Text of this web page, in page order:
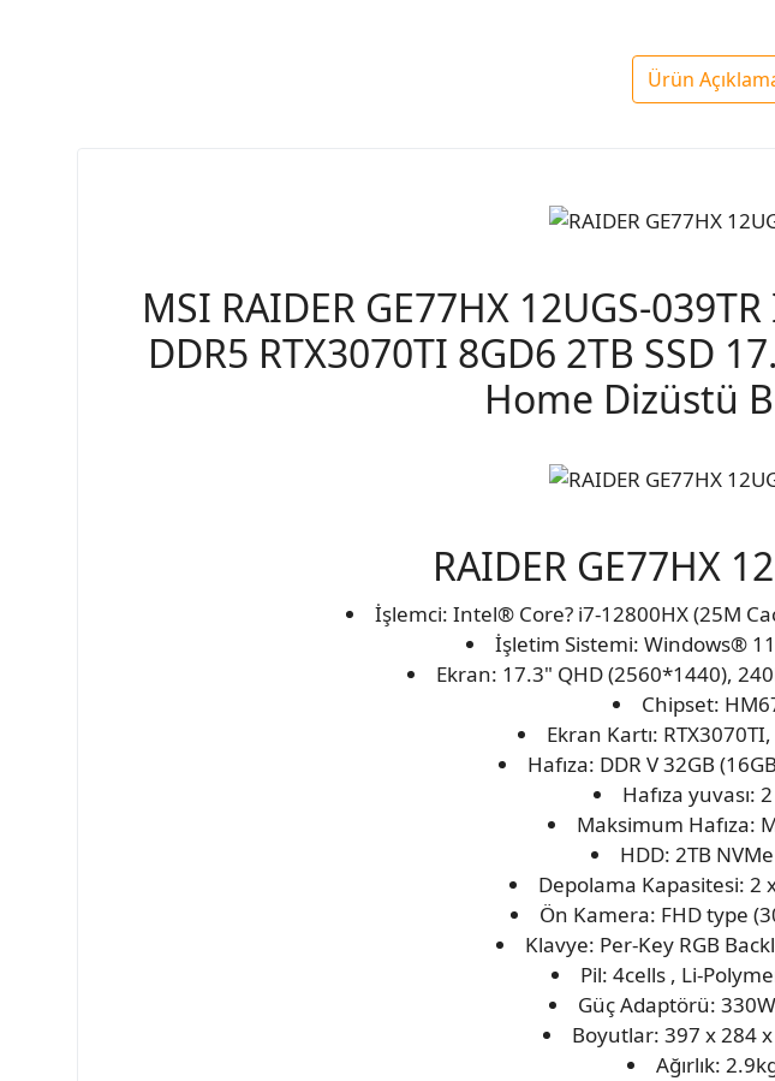
Ürün
MSI RAIDER GE77HX 12UGS-
DDR5 RTX3070TI 8GD6 2TB SSD
Home Dizüstü
RAIDER GE77HX
İşlemci: Intel® Core? i7-12800HX (25M
İşletim Sistemi: Windows®
Ekran: 17.3" QHD (2560*1440),
Chipset:
Ekran Kartı:
Hafıza: DDR V 32GB
Hafıza yuvası:
Maksimum Hafıza:
HDD: 2TB NVMe
Depolama Kapasitesi: 2
Ön Kamera: FHD type
Klavye: Per-Key RGB
Pil: 4cells , Li-
Güç Adaptörü:
Boyutlar: 397 x 284
Ağırlık: